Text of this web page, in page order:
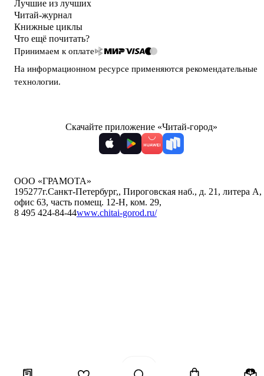
Лучшие из лучших
Читай-журнал
Книжные циклы
Что ещё почитать?
Принимаем к оплате
На информационном ресурсе применяются рекомендательные
технологии.
Скачайте приложение «Читай-город»
ООО «ГРАМОТА»
195277г.Санкт-Петербург,, Пироговская наб., д. 21, литера А,
офис 63, часть помещ. 12-Н, ком. 29,
8 495 424-84-44www.chitai-gorod.ru/